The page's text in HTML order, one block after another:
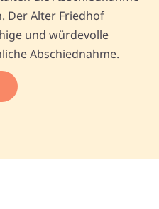
Der Alter Friedhof
und würdevolle
Abschiednahme.